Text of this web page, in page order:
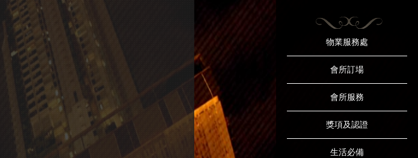
物業服務處
會所訂場
會所服務
獎項及認證
生活必備